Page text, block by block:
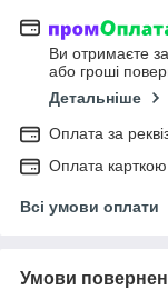
Ви отримаєте
або гроші
Детальніше
Оплата за
Оплата
Всі умови оплати
Умови